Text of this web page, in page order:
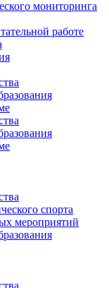
мониторинга
работе
спорта
мероприятий